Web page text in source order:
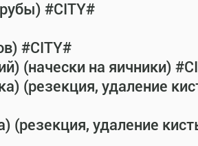
#CITY#
#CITY#
(начески на яичники)
(резекция, удаление
(резекция, удаление